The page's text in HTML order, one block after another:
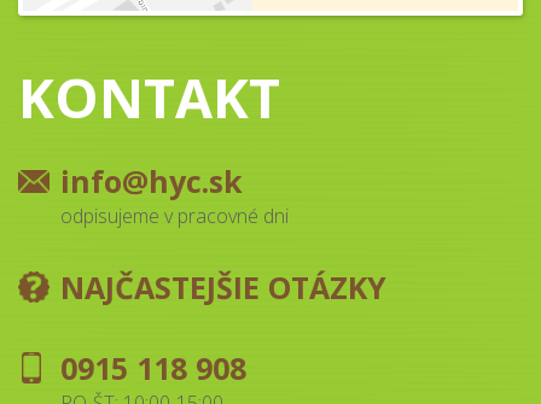
KONTAKT
info@hyc.sk
odpisujeme v pracovné dni
NAJČASTEJŠIE OTÁZKY
0915 118 908